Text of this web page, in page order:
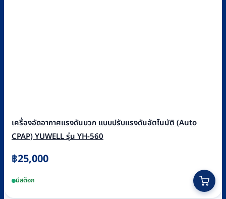
เครื่องอัดอากาศแรงดันบวก แบบปรับแรงดันอัตโนมัติ (Auto
CPAP) YUWELL รุ่น YH-560
฿25,000
มีสต็อก